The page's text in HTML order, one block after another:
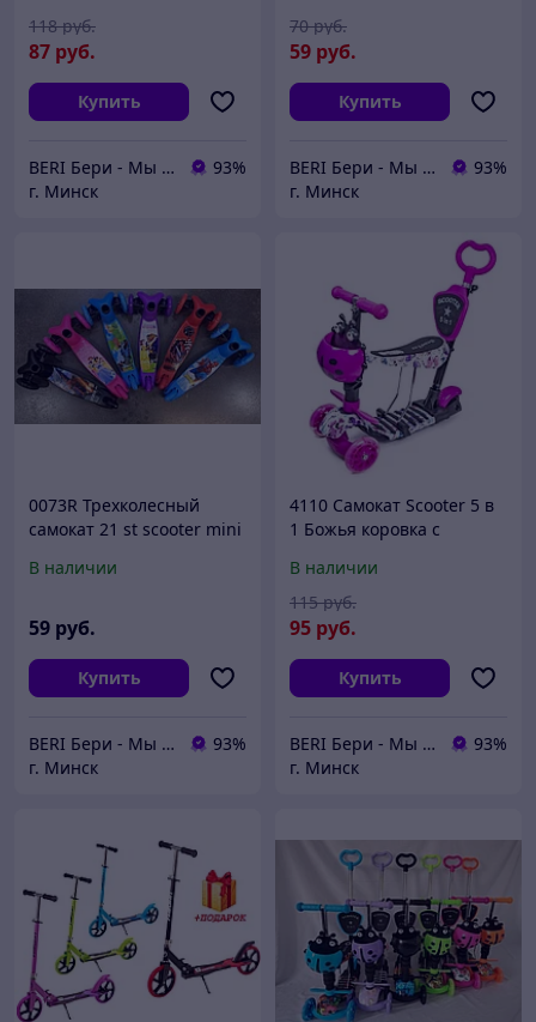
87 руб.
118 руб.
Купить
BERI Бери - Мы ненавидим демпинг, но нас вынуждают конкуренты
93%
г. Минск
59 руб.
70 руб.
Купить
BERI Бери - Мы ненавидим демпинг, но нас вынуждают конкуренты
93%
г. Минск
0073R Трехколесный
самокат 21 st scooter mini
регулируемая ручка,
В наличии
59 руб.
Купить
BERI Бери - Мы ненавидим демпинг, но нас вынуждают конкуренты
93%
г. Минск
4110 Самокат Scooter 5 в
1 Божья коровка с
родительской ручкой,
принт ГРАФФИТИ,
светящиеся колеса
В наличии
95 руб.
115 руб.
Купить
BERI Бери - Мы ненавидим демпинг, но нас вынуждают конкуренты
93%
г. Минск